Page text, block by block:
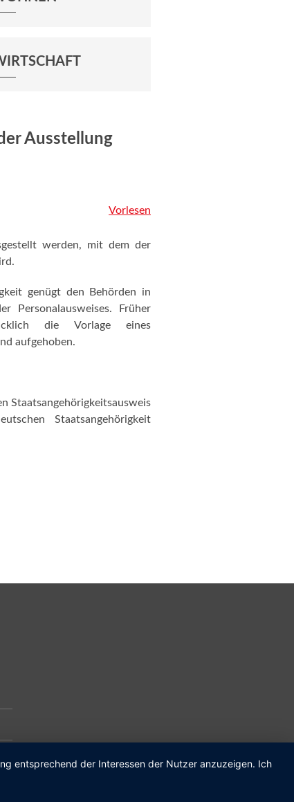
Ausstellung
Vorlesen
werden, mit dem der
genügt den Behörden in
Personalausweises. Früher
die Vorlage eines
aufgehoben.
Staatsangehörigkeitsausweis
Staatsangehörigkeit
entsprechend der Interessen der Nutzer anzuzeigen. Ich